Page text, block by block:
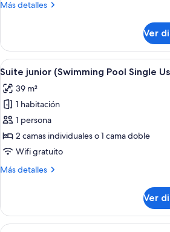
Pool)
Más detalles
Más
junior
(Swimming
Pool)
Ver
Ver
todas
las
fotos
de
Suite
junior
Pool
5
Suite junior (Swimming Pool Single
39 m²
1 habitación
1 persona
2 camas individuales o 1 cama doble
Wifi gratuito
Más detalles
Más
junior
(Swimming
Ver
Una